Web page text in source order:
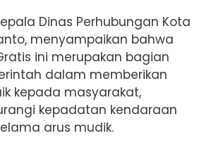
Dinas Perhubungan Kota
menyampaikan bahwa
ini merupakan bagian
dalam memberikan
kepada masyarakat,
kepadatan kendaraan
arus mudik.